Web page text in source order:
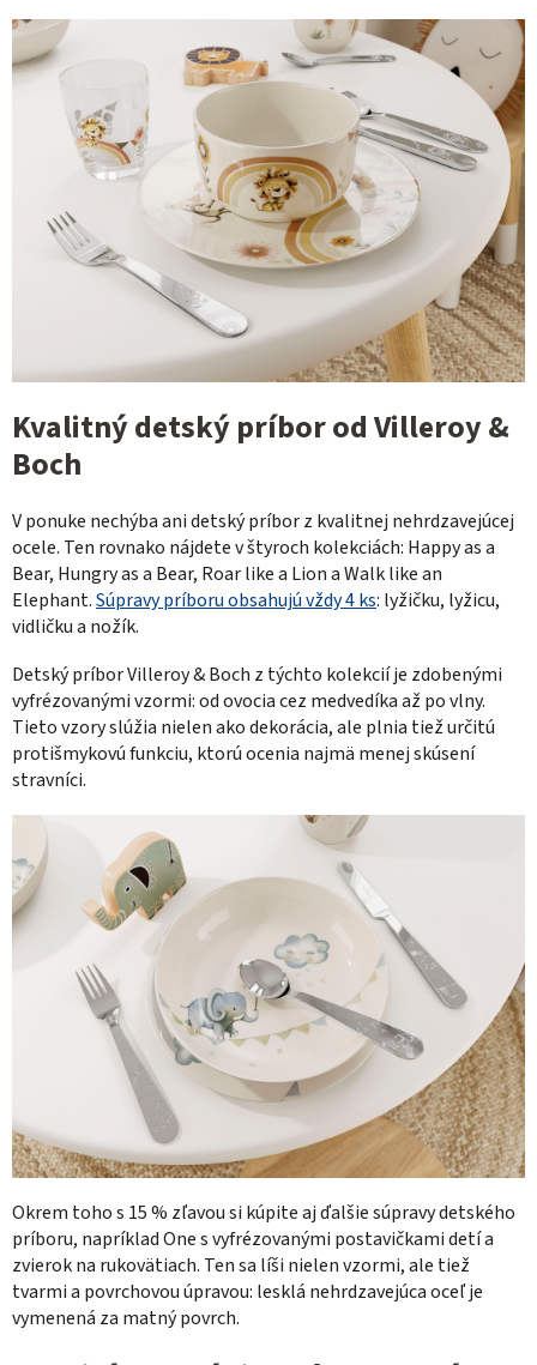
Kvalitný detský príbor od Villeroy &
Boch
V ponuke nechýba ani detský príbor z kvalitnej nehrdzavejúcej
ocele. Ten rovnako nájdete v štyroch kolekciách: Happy as a
Bear, Hungry as a Bear, Roar like a Lion a Walk like an
Elephant.Súpravy príboru obsahujú vždy 4 ks: lyžičku, lyžicu,
vidličku a nožík.
Detský príbor Villeroy & Boch z týchto kolekcií je zdobenými
vyfrézovanými vzormi: od ovocia cez medvedíka až po vlny.
Tieto vzory slúžia nielen ako dekorácia, ale plnia tiež určitú
protišmykovú funkciu, ktorú ocenia najmä menej skúsení
stravníci.
Okrem toho s 15 % zľavou si kúpite aj ďalšie súpravy detského
príboru, napríklad One s vyfrézovanými postavičkami detí a
zvierok na rukovätiach. Ten sa líši nielen vzormi, ale tiež
tvarmi a povrchovou úpravou: lesklá nehrdzavejúca oceľ je
vymenená za matný povrch.